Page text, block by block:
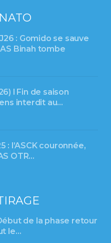
: Gomido se sauve
Binah tombe
l Fin de saison
interdit au…
: l’ASCK couronnée,
OTR…
de la phase retour
le…